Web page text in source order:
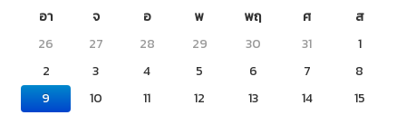
อา
จ อ พ พฤ ศ
ส
26
27 28 29 30 31
1
2
3 4 5 6 7
8
9
10 11 12 13 14
15